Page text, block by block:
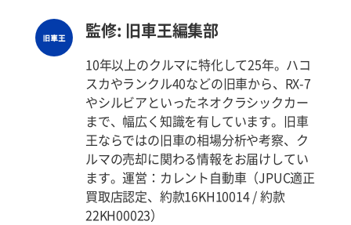
監修: 旧車王編集部
10年以上のクルマに特化して25年。ハコ
スカやランクル40などの旧車から、RX-7
やシルビアといったネオクラシックカー
まで、幅広く知識を有しています。旧車
王ならではの旧車の相場分析や考察、ク
ルマの売却に関わる情報をお届けしてい
ます。運営：カレント自動車（JPUC適正
買取店認定、約款16KH10014 / 約款
22KH00023）